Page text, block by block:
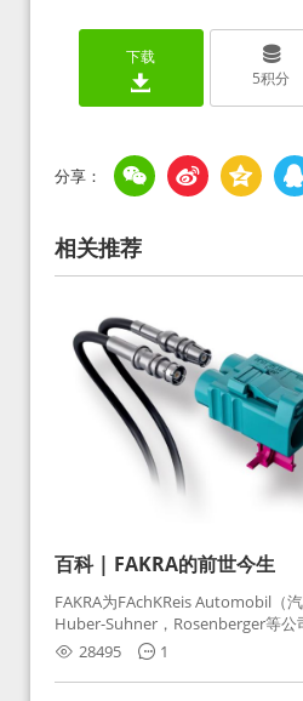
下载
5积分
相关推荐
百科 | FAKRA的前世今生
FAKRA为FAchKReis Automobil（
Huber-Suhner，Rosenberger等公
Huber-Suhner相关连接器业务及技
Rosenberger）缩写。起初为BMW
接，如今FAKRA已成为汽车行业通
28495 1